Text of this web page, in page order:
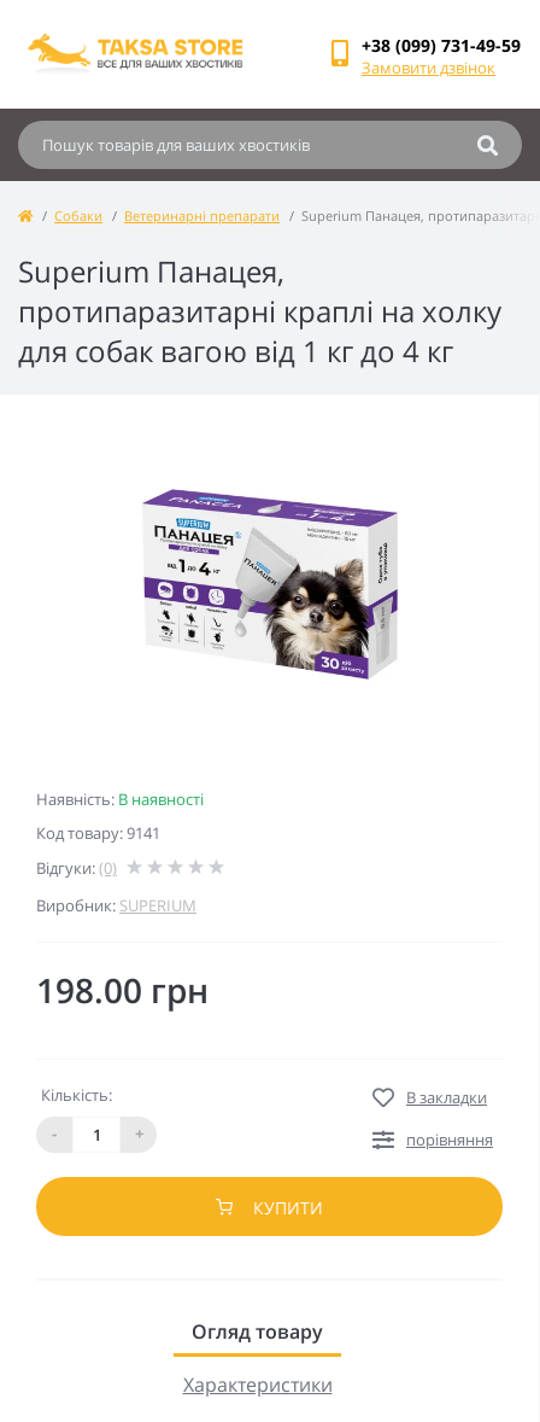
+38 (099) 731-49-59
Замовити дзвінок
Собаки Ветеринарні препарати Superium Панацея,
Superium Панацея,
протипаразитарні краплі на холку
для собак вагою від 1 кг до 4 кг
Наявність: В наявності
Код товару: 9141
Відгуки:(0)
Виробник: SUPERIUM
198.00 грн
Кількість:
-
+
В закладки
порівняння
КУПИТИ
Огляд товару
Характеристики